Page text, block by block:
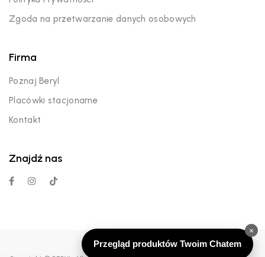
Zgoda na przetwarzanie danych osobowych
Firma
Poznaj Beryl
Placówki stacjonarne
Kontakt
Znajdź nas
×
Przegląd produktów Twoim Chatem